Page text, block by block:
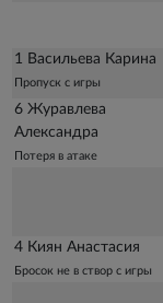
1 Васильева Карина
Пропуск с игры
6 Журавлева
Александра
Потеря в атаке
4 Киян Анастасия
Бросок не в створ с игры